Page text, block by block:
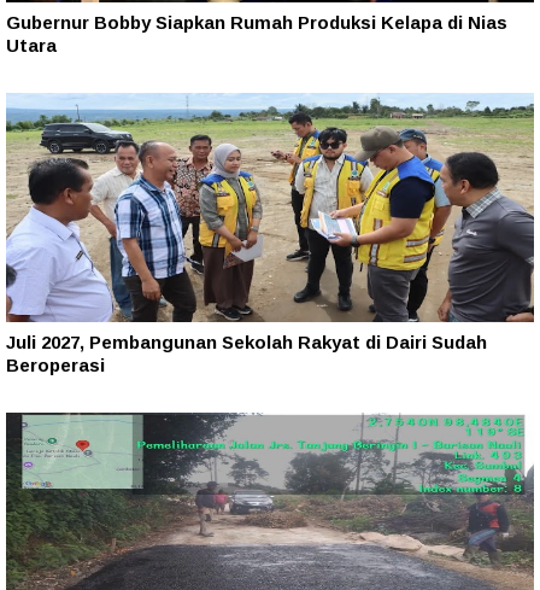
Gubernur Bobby Siapkan Rumah Produksi Kelapa di Nias
Utara
Juli 2027, Pembangunan Sekolah Rakyat di Dairi Sudah
Beroperasi